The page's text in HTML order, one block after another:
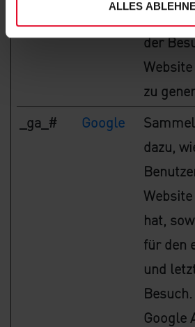
ALLES
Daten
der
Website
zu
_ga_# Google
dazu,
hat,
für den
und
Google